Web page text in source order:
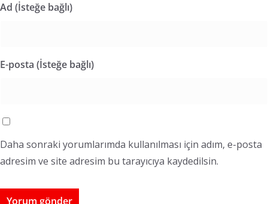
Ad (İsteğe bağlı)
E-posta (İsteğe bağlı)
Daha sonraki yorumlarımda kullanılması için adım, e-posta
adresim ve site adresim bu tarayıcıya kaydedilsin.